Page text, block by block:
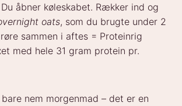
åbner køleskabet. Rækker ind og
oats, som du brugte under 2
sammen i aftes = Proteinrig
med hele 31 gram protein pr.
nem morgenmad – det er en